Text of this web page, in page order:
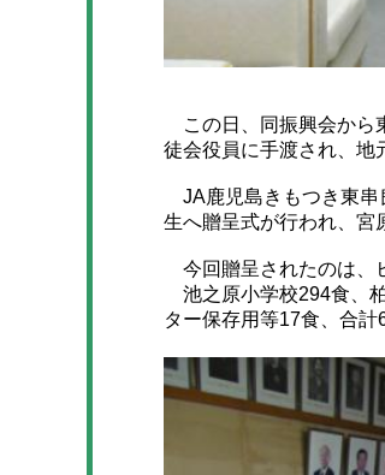
この日、同振興会から
徒会役員に手渡され、地
JA鹿児島きもつき東串
生へ贈呈式が行われ、宮
今回贈呈されたのは、
池之原小学校294食、
ター保存用等17食、合計